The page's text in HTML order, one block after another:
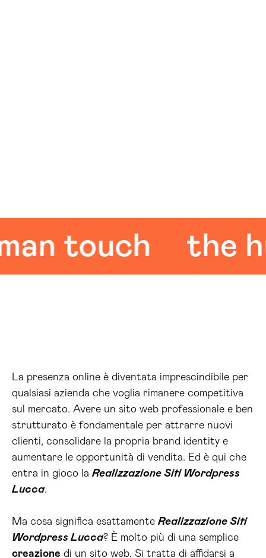
touch the
La presenza online è diventata imprescindibile per
qualsiasi azienda che voglia rimanere competitiva
sul mercato. Avere un sito web professionale e ben
strutturato è fondamentale per attrarre nuovi
clienti, consolidare la propria brand identity e
aumentare le opportunità di vendita. Ed è qui che
entra in gioco la Realizzazione Siti Wordpress
Lucca.
Ma cosa significa esattamente Realizzazione Siti
Wordpress Lucca? È molto più di una semplice
creazione di un sito web. Si tratta di affidarsi a